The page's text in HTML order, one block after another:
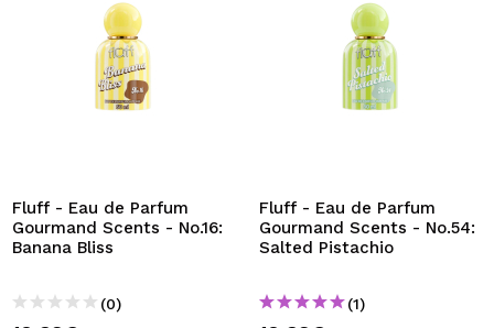
Fluff - Eau de Parfum
Gourmand Scents - No.16:
Banana Bliss
(0)
Fluff - Eau de Parfum
Gourmand Scents - No.54:
Salted Pistachio
(1)